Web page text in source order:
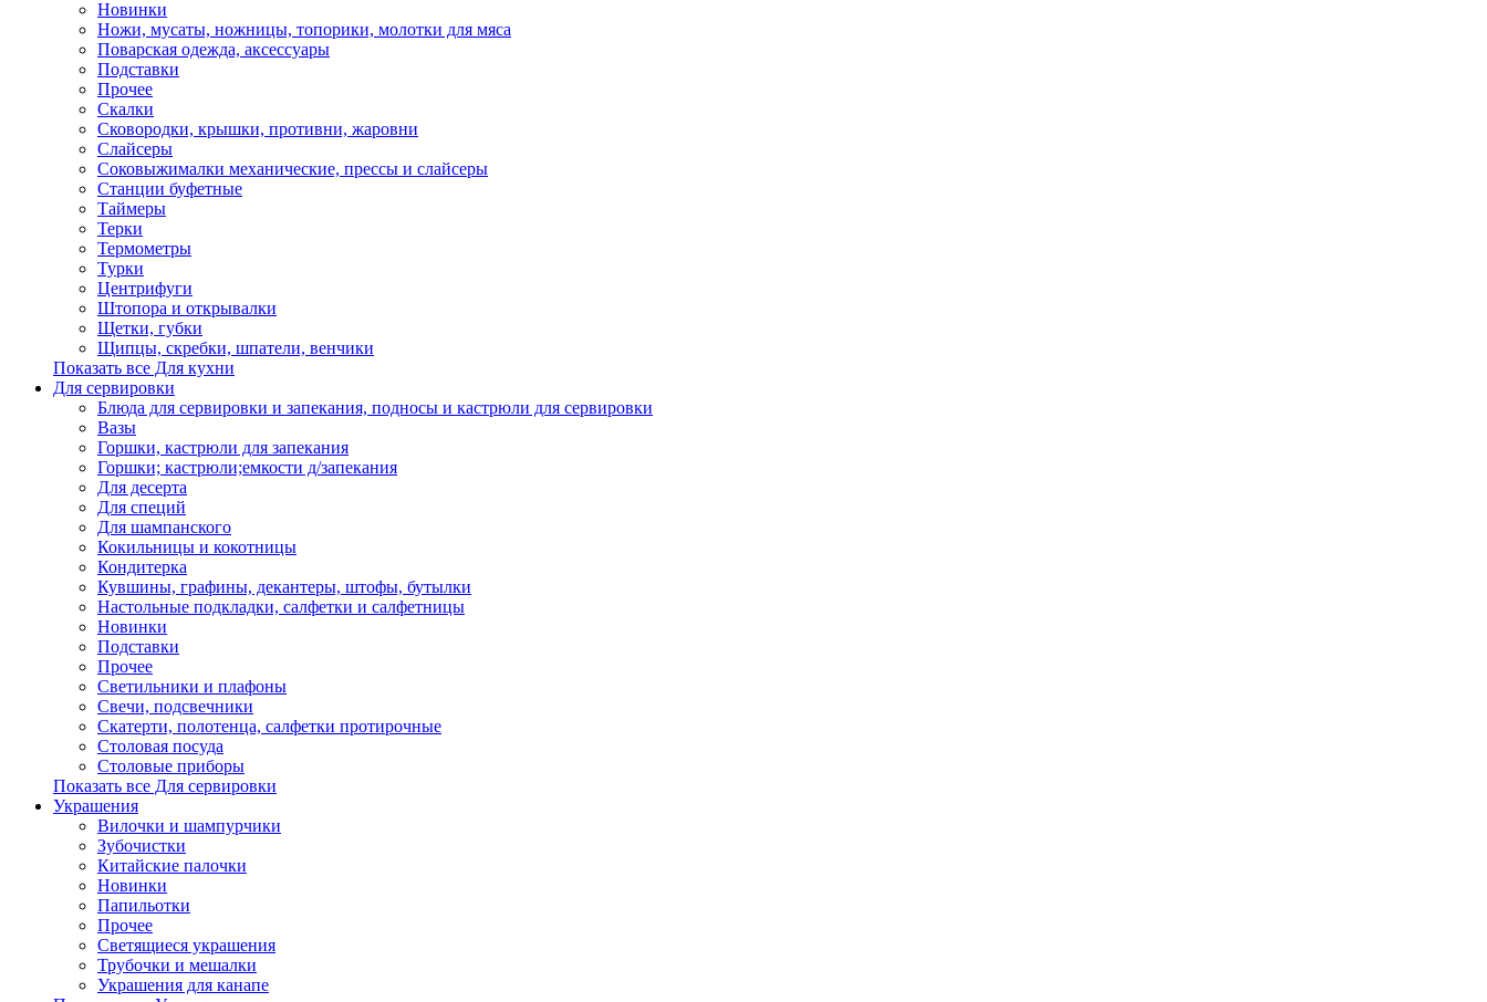
Новинки
Ножи, мусаты, ножницы, топорики, молотки для мяса
Поварская одежда, аксессуары
Подставки
Прочее
Скалки
Сковородки, крышки, противни, жаровни
Слайсеры
Соковыжималки механические, прессы и слайсеры
Станции буфетные
Таймеры
Терки
Термометры
Турки
Центрифуги
Штопора и открывалки
Щетки, губки
Щипцы, скребки, шпатели, венчики
Показать все Для кухни
Для сервировки
Блюда для сервировки и запекания, подносы и кастрюли для сервировки
Вазы
Горшки, кастрюли для запекания
Горшки; кастрюли;емкости д/запекания
Для десерта
Для специй
Для шампанского
Кокильницы и кокотницы
Кондитерка
Кувшины, графины, декантеры, штофы, бутылки
Настольные подкладки, салфетки и салфетницы
Новинки
Подставки
Прочее
Светильники и плафоны
Свечи, подсвечники
Скатерти, полотенца, салфетки протирочные
Столовая посуда
Столовые приборы
Показать все Для сервировки
Украшения
Вилочки и шампурчики
Зубочистки
Китайские палочки
Новинки
Папильотки
Прочее
Светящиеся украшения
Трубочки и мешалки
Украшения для канапе